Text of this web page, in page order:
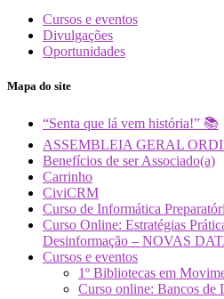
Cursos e eventos
Divulgações
Oportunidades
Mapa do site
“Senta que lá vem história!” 📚
ASSEMBLEIA GERAL
Benefícios de ser Associado(a)
Carrinho
CiviCRM
Curso de Informática
Curso Online: Estratégias
Desinformação – NOVAS
Cursos e eventos
1º Bibliotecas em
Curso online: Bancos de